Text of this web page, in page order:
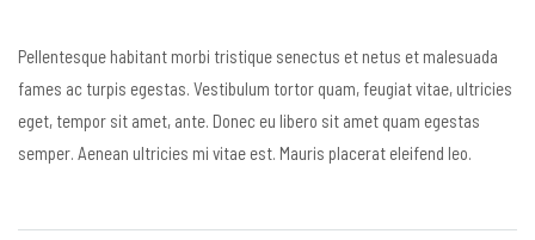
Pellentesque habitant morbi tristique senectus et netus et malesuada
fames ac turpis egestas. Vestibulum tortor quam, feugiat vitae, ultricies
eget, tempor sit amet, ante. Donec eu libero sit amet quam egestas
semper. Aenean ultricies mi vitae est. Mauris placerat eleifend leo.